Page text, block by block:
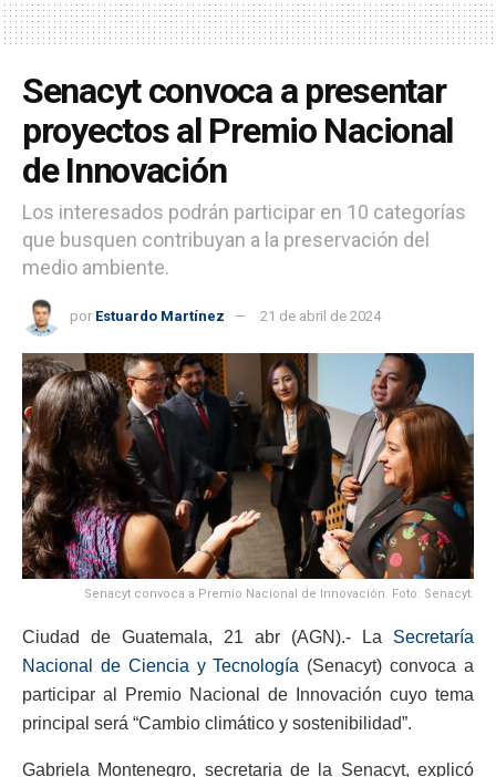
Senacyt convoca a presentar
proyectos al Premio Nacional
de Innovación
Los interesados podrán participar en 10 categorías
que busquen contribuyan a la preservación del
medio ambiente.
por Estuardo Martínez 21 de abril de 2024
Senacyt convoca a Premio Nacional de Innovación. Foto: Senacyt.
Ciudad de Guatemala, 21 abr (AGN).- La Secretaría
Nacional de Ciencia y Tecnología (Senacyt) convoca a
participar al Premio Nacional de Innovación cuyo tema
principal será “Cambio climático y sostenibilidad”.
Gabriela Montenegro, secretaria de la Senacyt, explicó